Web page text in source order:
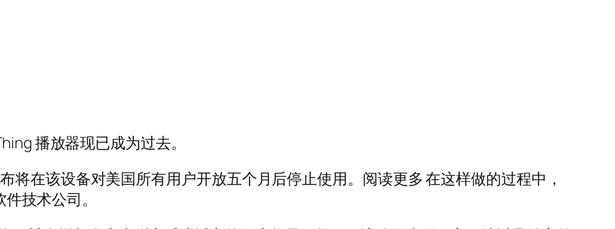
播放器现已成为过去。
将在该设备对美国所有用户开放五个月后停止使用。阅读更多 在这样做的过程中，
技术公司。